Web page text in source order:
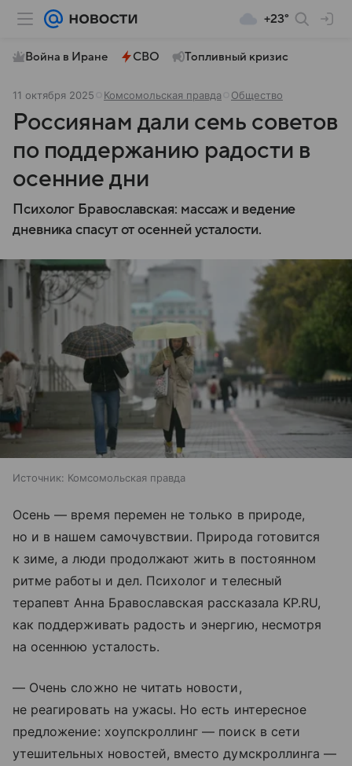
+23°
Война в Иране СВО Топливный кризис
11 октября 2025 Комсомольская правда Общество
Россиянам дали семь советов
по поддержанию радости в
осенние дни
Психолог Бравославская: массаж и ведение
дневника спасут от осенней усталости.
Источник: Комсомольская правда
Осень — время перемен не только в природе,
но и в нашем самочувствии. Природа готовится
к зиме, а люди продолжают жить в постоянном
ритме работы и дел. Психолог и телесный
терапевт Анна Бравославская рассказала KP.RU,
как поддерживать радость и энергию, несмотря
на осеннюю усталость.
— Очень сложно не читать новости,
не реагировать на ужасы. Но есть интересное
предложение: хоупскроллинг — поиск в сети
утешительных новостей, вместо думскроллинга —